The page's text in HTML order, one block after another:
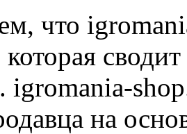
что
на